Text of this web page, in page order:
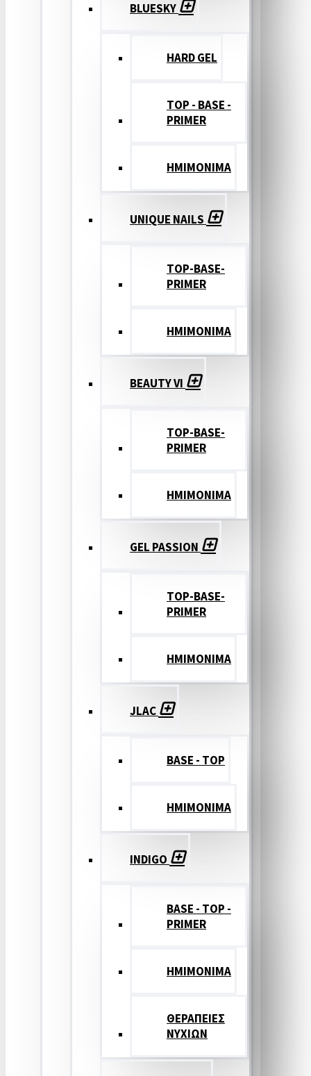
BLUESKY
HARD GEL
TOP - BASE -
PRIMER
ΗΜΙΜΟΝΙΜΑ
UNIQUE NAILS
TOP-BASE-
PRIMER
ΗΜΙΜΟΝΙΜΑ
BEAUTY VI
TOP-BASE-
PRIMER
ΗΜΙΜΟΝΙΜΑ
GEL PASSION
TOP-BASE-
PRIMER
ΗΜΙΜΟΝΙΜΑ
JLAC
BASE - TOP
ΗΜΙΜΟΝΙΜΑ
INDIGO
BASE - TOP -
PRIMER
HMIMONIMA
ΘΕΡΑΠΕΙΕΣ
ΝΥΧΙΩΝ